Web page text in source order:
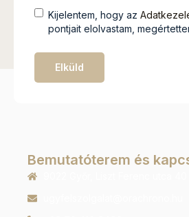
Cím
nélkül
(Kötelező)
Kijelentem, hogy az
pontjait elolvastam,
Bemutatóterem és